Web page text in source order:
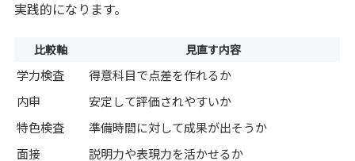
実践的になります。
比較軸 見直す内容
学力検査
得意科目で点差を作れるか
内申
安定して評価されやすいか
特色検査
準備時間に対して成果が出そうか
面接
説明力や表現力を活かせるか